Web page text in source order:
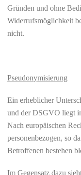
Gründen und ohne
Widerrufsmöglichkeit
nicht.
Pseudonymisierung
Ein erheblicher
und der DSGVO liegt
Nach europäischen
personenbezogen, so
Betroffenen bestehen
Im Gegensatz dazu